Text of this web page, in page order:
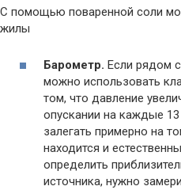
С помощью поваренной соли
жилы
Барометр. Если рядом
можно использовать
том, что давление
опускании на каждые
залегать примерно на
находится и
определить
источника, нужно